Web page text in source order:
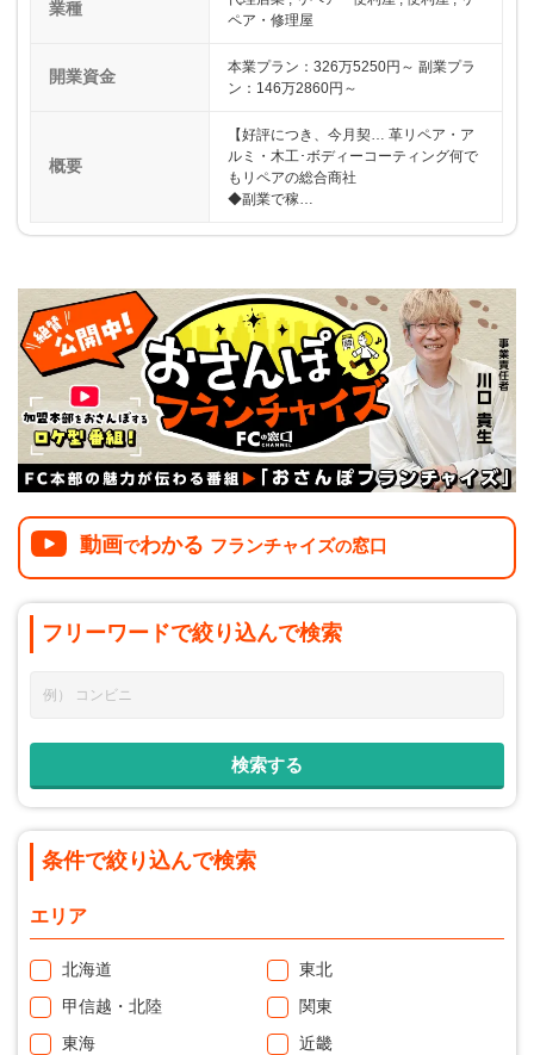
業種
ペア・修理屋
開業資金
本業プラン：326万5250円～ 副業プラ
ン：146万2860円～
概要
【好評につき、今月契… 革リペア・ア
ルミ・木工･ボディーコーティング何で
もリペアの総合商社
◆副業で稼…
動画でわかる フランチャイズの窓口
フリーワードで絞り込んで検索
条件で絞り込んで検索
エリア
北海道
東北
甲信越・北陸
関東
東海
近畿